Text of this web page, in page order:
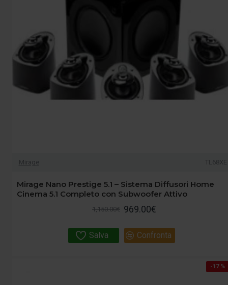
Mirage TL68XE
Mirage Nano Prestige 5.1 – Sistema Diffusori Home
Cinema 5.1 Completo con Subwoofer Attivo
969.00€
1,150.00€
Salva Confronta
-17 %